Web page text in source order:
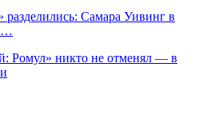
Самара Уивинг в
Ромул» никто не отменял — в